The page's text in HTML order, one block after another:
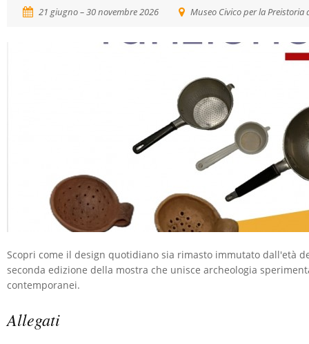
21 giugno – 30 novembre 2026 Museo Civico per la Preistoria
Scopri come il design quotidiano sia rimasto immutato dall'età
seconda edizione della mostra che unisce archeologia
contemporanei.
Allegati